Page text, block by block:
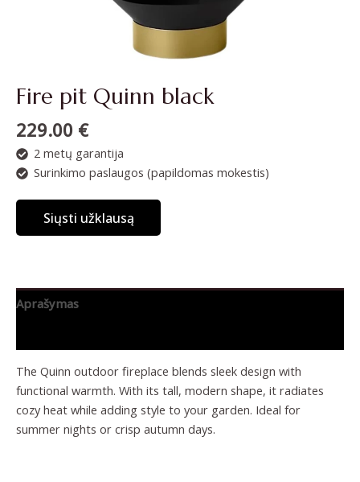
Fire pit Quinn black
229.00 €
2 metų garantija
Surinkimo paslaugos (papildomas mokestis)
Siųsti užklausą
Aprašymas
The Quinn outdoor fireplace blends sleek design with
functional warmth. With its tall, modern shape, it radiates
cozy heat while adding style to your garden. Ideal for
summer nights or crisp autumn days.